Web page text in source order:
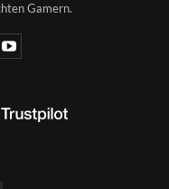
Gamern.